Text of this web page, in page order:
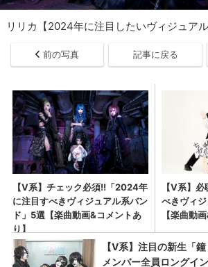
リリカ【2024年に注目したいヴィジュアル
前の写真 記事に戻る